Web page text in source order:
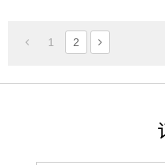
1 2